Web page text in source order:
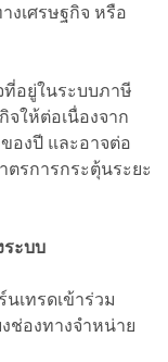
งเศรษฐกิจ หรือ
ที่อยู่ในระบบภาษี
จให้ต่อเนื่องจาก
องปี และอาจต่อ
ตรการกระตุ้นระยะ
ระบบ
เทรดเข้าร่วม
ช่องทางจำหน่าย